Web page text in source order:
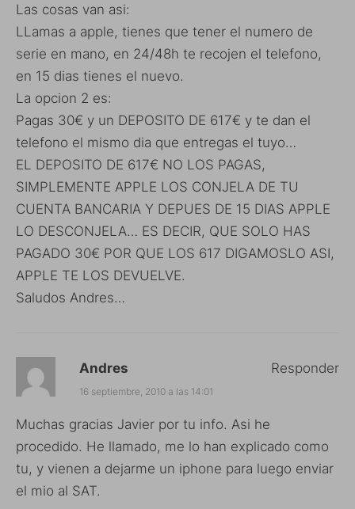
Las cosas van asi:
LLamas a apple, tienes que tener el numero de
serie en mano, en 24/48h te recojen el telefono,
en 15 dias tienes el nuevo.
La opcion 2 es:
Pagas 30€ y un DEPOSITO DE 617€ y te dan el
telefono el mismo dia que entregas el tuyo…
EL DEPOSITO DE 617€ NO LOS PAGAS,
SIMPLEMENTE APPLE LOS CONJELA DE TU
CUENTA BANCARIA Y DEPUES DE 15 DIAS APPLE
LO DESCONJELA… ES DECIR, QUE SOLO HAS
PAGADO 30€ POR QUE LOS 617 DIGAMOSLO ASI,
APPLE TE LOS DEVUELVE.
Saludos Andres…
Andres
16 septiembre, 2010 a las 14:01
Muchas gracias Javier por tu info. Asi he
procedido. He llamado, me lo han explicado como
tu, y vienen a dejarme un iphone para luego enviar
el mio al SAT.
Responder